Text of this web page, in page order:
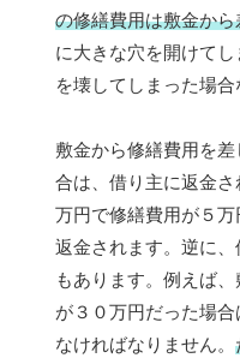
の修繕費用は敷金か
に大きな穴を開けて
を壊してしまった場合
敷金から修繕費用を
合は、借り主に返金
万円で修繕費用が５
返金されます。逆に
もあります。例えば
が３０万円だった場
なければなりません。